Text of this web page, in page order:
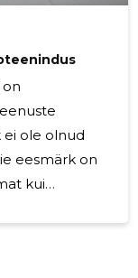
on
ei ole olnud
eesmärk on
kui